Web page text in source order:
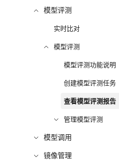
模型评测
实时比对
模型评测
模型评测功能说明
创建模型评测任务
查看模型评测报告
管理模型评测
模型调用
镜像管理